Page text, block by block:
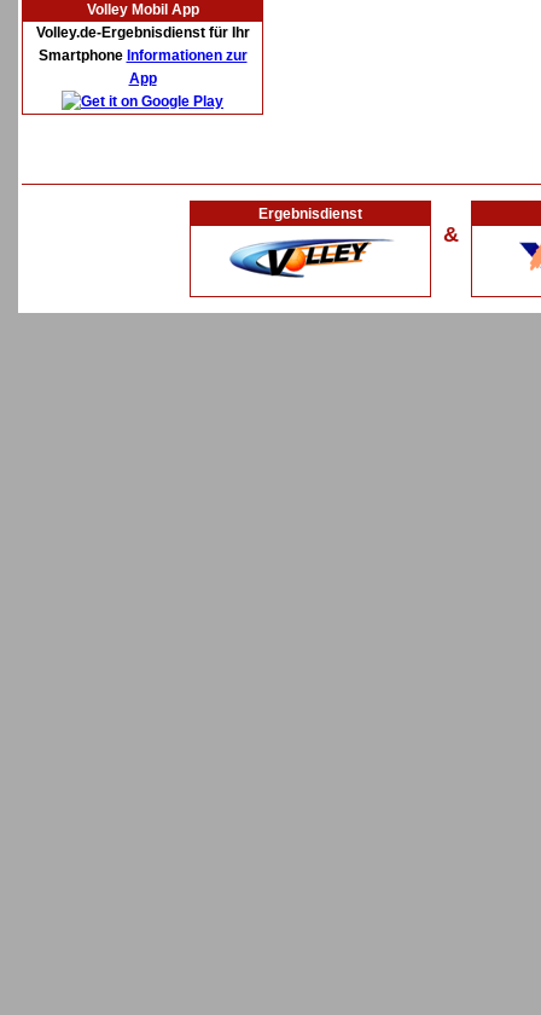
Volley Mobil App
Volley.de-Ergebnisdienst für Ihr
Smartphone Informationen zur
App
Ergebnisdienst
&